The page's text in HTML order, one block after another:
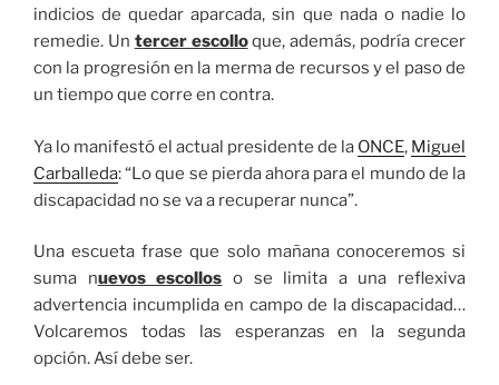
indicios de quedar aparcada, sin que nada o nadie lo
remedie. Un tercer escolloque, además, podría crecer
con la progresión en la merma de recursos y el paso de
un tiempo que corre en contra.
Ya lo manifestó el actual presidente de la ONCE, Miguel
Carballeda: “Lo que se pierda ahora para el mundo de la
discapacidad no se va a recuperar nunca”.
Una escueta frase que solo mañana conoceremos si
suma nuevos escollos o se limita a una reflexiva
advertencia incumplida en campo de la discapacidad…
Volcaremos todas las esperanzas en la segunda
opción. Así debe ser.